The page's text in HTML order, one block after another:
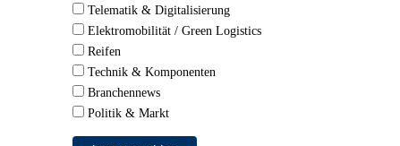
Telematik & Digitalisierung
Elektromobilität / Green Logistics
Reifen
Technik & Komponenten
Branchennews
Politik & Markt